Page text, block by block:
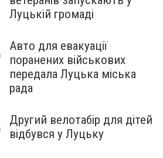
Луцькій громаді
Авто для евакуації
поранених військових
передала Луцька міська
рада
Другий велотабір для дітей
відбувся у Луцьку